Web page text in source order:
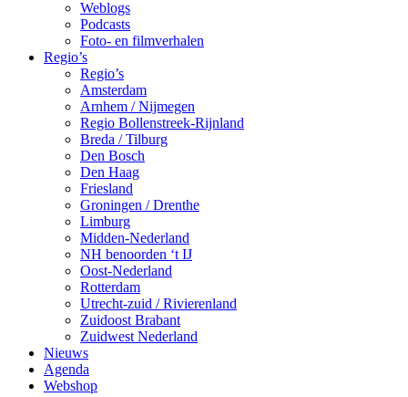
Weblogs
Podcasts
Foto- en filmverhalen
Regio’s
Regio’s
Amsterdam
Arnhem / Nijmegen
Regio Bollenstreek-Rijnland
Breda / Tilburg
Den Bosch
Den Haag
Friesland
Groningen / Drenthe
Limburg
Midden-Nederland
NH benoorden ‘t IJ
Oost-Nederland
Rotterdam
Utrecht-zuid / Rivierenland
Zuidoost Brabant
Zuidwest Nederland
Nieuws
Agenda
Webshop